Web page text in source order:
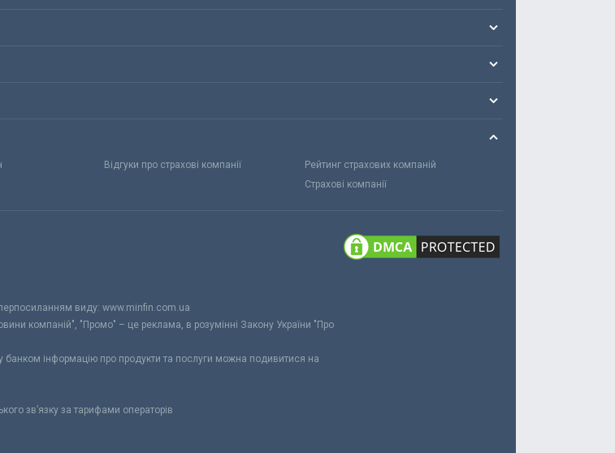
Відгуки про страхові компанії
Рейтинг страхових компаній
Страхові компанії
виду: www.minfin.com.ua
компаній", "Промо" – це реклама, в розумінні Закону України "Про
банком інформацію про продукти та послуги можна подивитися на
зв’язку за тарифами операторів